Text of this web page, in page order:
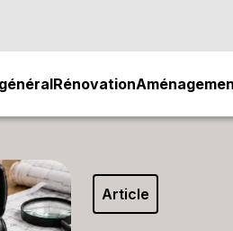
Rénovation
Article